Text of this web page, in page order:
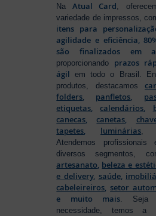
NaAtual Card,
variedade de impressos,
itens para
agilidade e eficiência,
são finalizados em
proporcionando prazos
ágil em todo o Brasil.
produtos, destacamos
folders, panfletos,
etiquetas,calendários,
canecas,canetas,
tapetes, luminárias,
Atendemos
diversos segmentos,
artesanato, beleza e
e delivery, saúde,
cabeleireiros, setor
e muito mais. Seja
necessidade, temos a